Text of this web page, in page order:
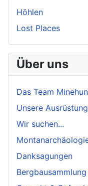
Höhlen
Lost Places
Über uns
Das Team
Unsere
Wir suchen...
Danksagungen
Bergbausammlung